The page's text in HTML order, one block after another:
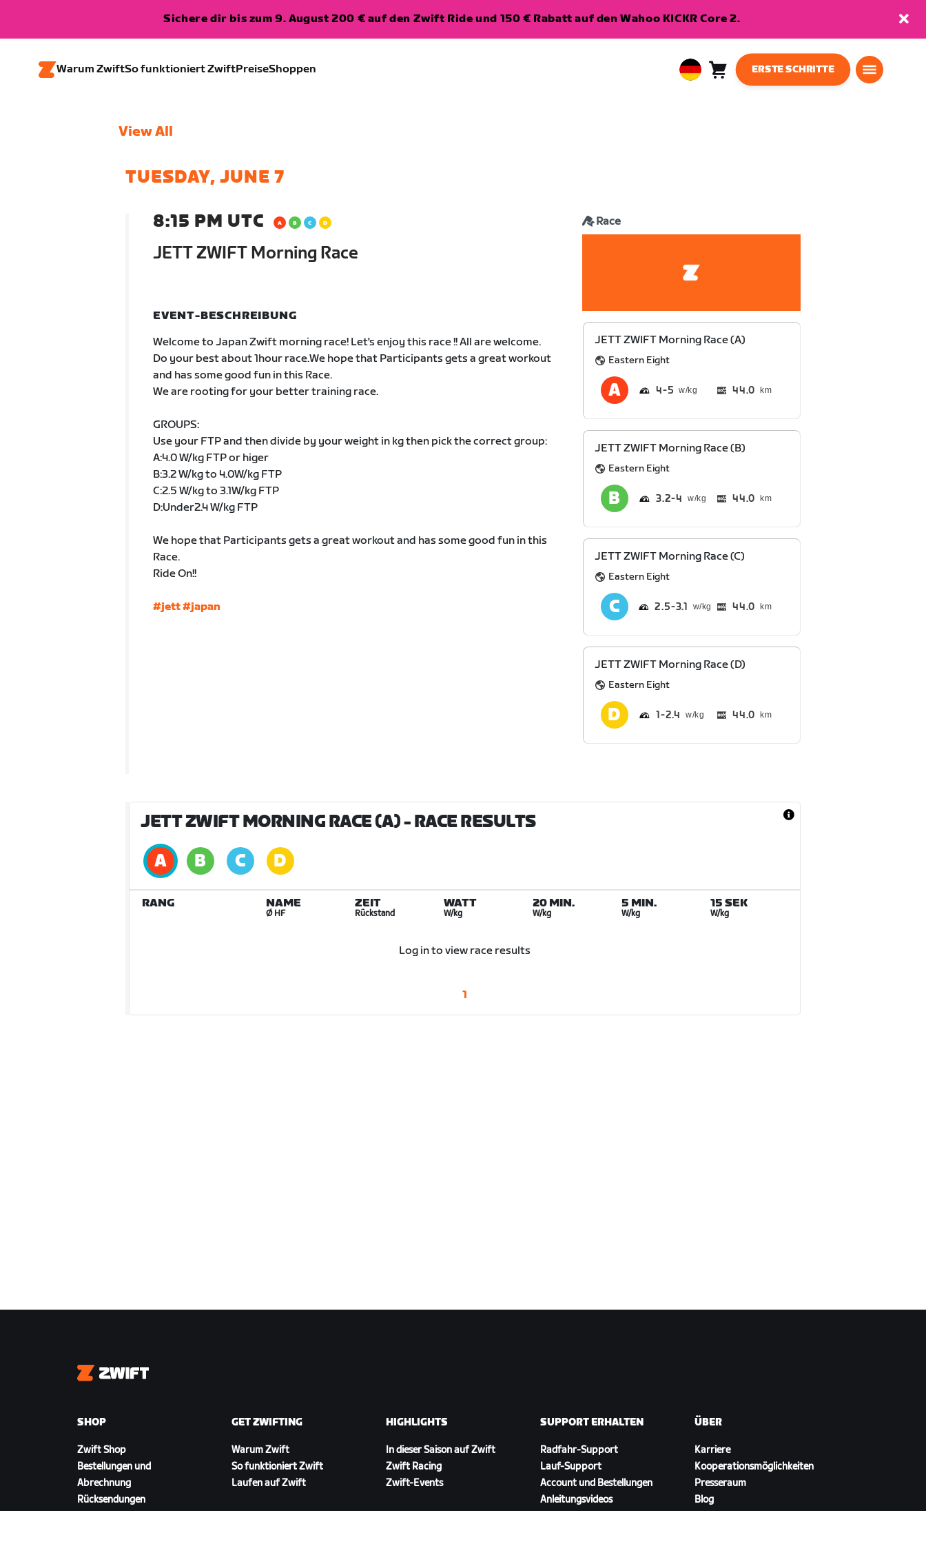
Sichere dir bis zum 9. August 200 € auf den Zwift Ride und 150 € Rabatt auf den Wahoo KICKR Core 2.
Warum ZwiftSo funktioniert ZwiftPreiseShoppen
EuropeanWarenkorb0
ERSTE SCHRITTE
View All
TUESDAY, JUNE 7
8:15 PM UTC
JETT ZWIFT Morning Race
Race
EVENT-BESCHREIBUNG
Welcome to Japan Zwift morning race! Let's enjoy this race !! All are welcome.
Do your best about 1hour race.We hope that Participants gets a great workout
and has some good fun in this Race.
We are rooting for your better training race.
GROUPS:
Use your FTP and then divide by your weight in kg then pick the correct group:
A:4.0 W/kg FTP or higer
B:3.2 W/kg to 4.0W/kg FTP
C:2.5 W/kg to 3.1W/kg FTP
D:Under2.4 W/kg FTP
We hope that Participants gets a great workout and has some good fun in this
Race.
Ride On!!
#jett#japan
JETT ZWIFT Morning Race (A)
Eastern Eight
4 5 44.0 km
JETT ZWIFT Morning Race (B)
Eastern Eight
3.2 4 44.0 km
JETT ZWIFT Morning Race (C)
Eastern Eight
2.5 3.1 44.0 km
JETT ZWIFT Morning Race (D)
Eastern Eight
1 2.4 44.0 km
JETT ZWIFT MORNING RACE (A)- RACE RESULTS
RANG NAME
Ø HF
ZEIT
Rückstand
WATT
W/kg
20 MIN.
W/kg
5 MIN.
W/kg
15 SEK
W/kg
Log in to view race results
1
Zwift
SHOP
Zwift Shop
Bestellungen und
Abrechnung
Rücksendungen
GET ZWIFTING
Warum Zwift
So funktioniert Zwift
Laufen auf Zwift
HIGHLIGHTS
In dieser Saison auf Zwift
Zwift Racing
Zwift-Events
SUPPORT ERHALTEN
Radfahr-Support
Lauf-Support
Account und Bestellungen
Anleitungsvideos
ÜBER
Karriere
Kooperationsmöglichkeiten
Presseraum
Blog